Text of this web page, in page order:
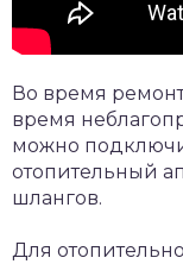
Во время
время
можно
отопительный
шлангов.
Для